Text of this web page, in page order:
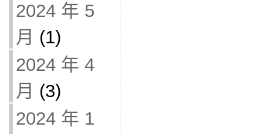
2024 年 5
月 (1)
2024 年 4
月 (3)
2024 年 1